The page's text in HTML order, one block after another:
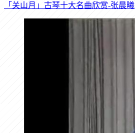
「关山月」古琴十大名曲欣赏-张晨曦